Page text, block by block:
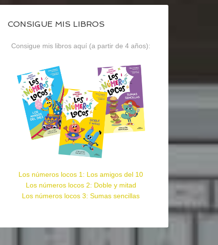
CONSIGUE MIS LIBROS
Consigue mis libros aquí (a partir de 4 años):
Los números locos 1: Los amigos del 10
Los números locos 2: Doble y mitad
Los números locos 3: Sumas sencillas